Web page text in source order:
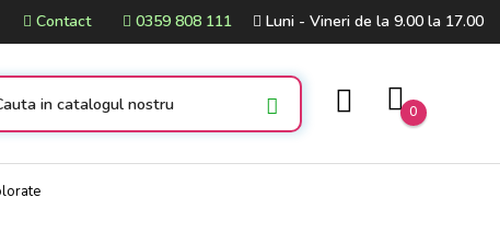
Contact 0359 808 111 Luni - Vineri de la 9.00 la 17.00
0